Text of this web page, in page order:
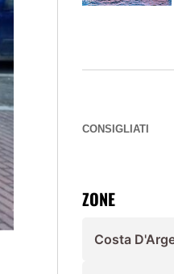
CONSIGLIATI
ZONE
Costa